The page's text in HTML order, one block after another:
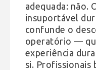
adequada: não.
insuportável
confunde o
operatório —
experiência
si. Profissionais